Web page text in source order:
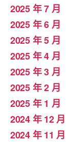
2025 年 7 月
2025 年 6 月
2025 年 5 月
2025 年 4 月
2025 年 3 月
2025 年 2 月
2025 年 1 月
2024 年 12 月
2024 年 11 月